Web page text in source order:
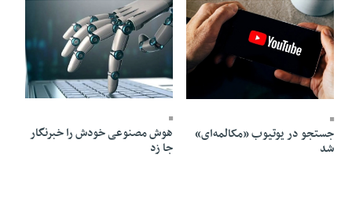
11 Ordibehesht 1405 - 17:41
جستجو در یوتیوب «مکالمه‌ای»
شد
09 Ordibehesht 1405 - 08:43
هوش مصنوعی خودش را خبرنگار
جا زد